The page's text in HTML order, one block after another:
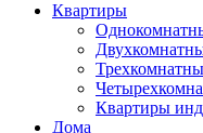
Квартиры
Квартиры
Дома